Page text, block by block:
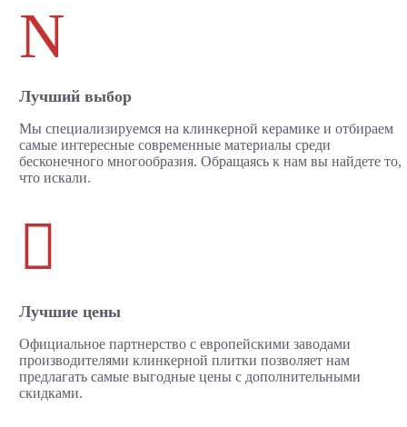
N
Лучший выбор
Мы специализируемся на клинкерной керамике и отбираем
самые интересные современные материалы среди
бесконечного многообразия. Обращаясь к нам вы найдете то,
что искали.

Лучшие цены
Официальное партнерство с европейскими заводами
производителями клинкерной плитки позволяет нам
предлагать самые выгодные цены с дополнительными
скидками.